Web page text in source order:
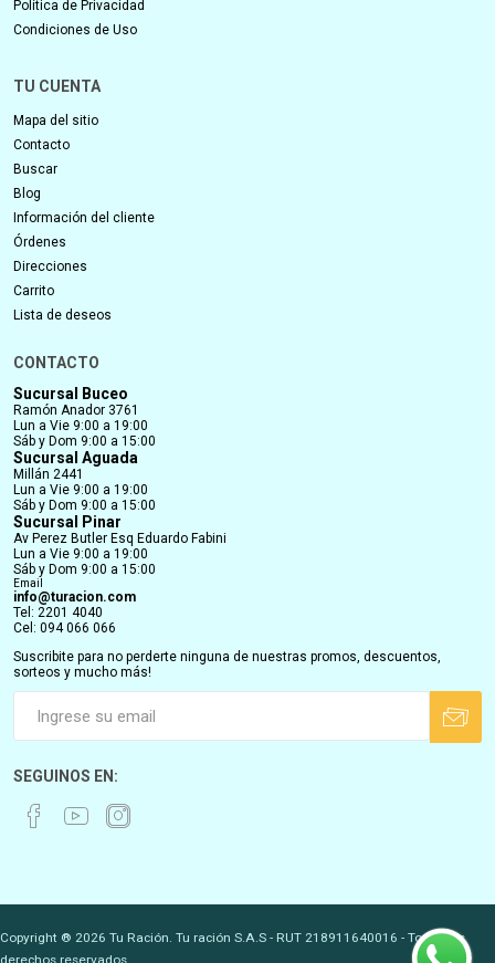
Política de Privacidad
Condiciones de Uso
TU CUENTA
Mapa del sitio
Contacto
Buscar
Blog
Información del cliente
Órdenes
Direcciones
Carrito
Lista de deseos
CONTACTO
Sucursal Buceo
Ramón Anador 3761
Lun a Vie 9:00 a 19:00
Sáb y Dom 9:00 a 15:00
Sucursal Aguada
Millán 2441
Lun a Vie 9:00 a 19:00
Sáb y Dom 9:00 a 15:00
Sucursal Pinar
Av Perez Butler Esq Eduardo Fabini
Lun a Vie 9:00 a 19:00
Sáb y Dom 9:00 a 15:00
Email
info@turacion.com
Tel: 2201 4040
Cel: 094 066 066
Suscribite para no perderte ninguna de nuestras promos, descuentos,
sorteos y mucho más!
SEGUINOS EN:
Copyright ® 2026 Tu Ración. Tu ración S.A.S - RUT 218911640016 - Todos los